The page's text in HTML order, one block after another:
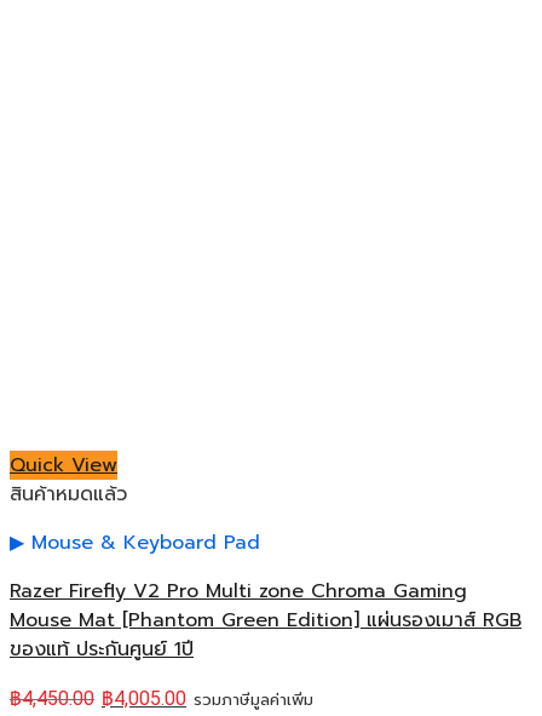
Quick View
สินค้าหมดแล้ว
Mouse & Keyboard Pad
Razer Firefly V2 Pro Multi zone Chroma Gaming
Mouse Mat [Phantom Green Edition] แผ่นรองเมาส์ RGB
ของแท้ ประกันศูนย์ 1ปี
฿4,450.00 ฿4,005.00 รวมภาษีมูลค่าเพิ่ม